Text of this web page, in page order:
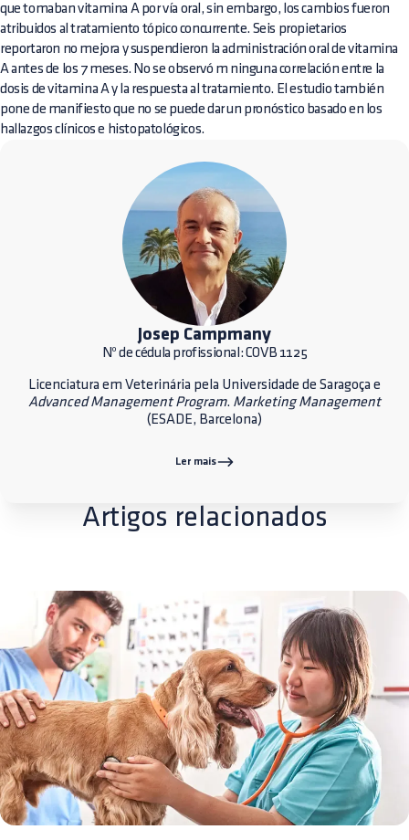
que tomaban vitamina A por vía oral, sin embargo, los cambios fueron
atribuidos al tratamiento tópico concurrente. Seis propietarios
reportaron no mejora y suspendieron la administración oral de vitamina
A antes de los 7 meses. No se observó m ninguna correlación entre la
dosis de vitamina A y la respuesta al tratamiento. El estudio también
pone de manifiesto que no se puede dar un pronóstico basado en los
hallazgos clínicos e histopatológicos.
Josep Campmany
Nº de cédula profissional: COVB 1125
Licenciatura em Veterinária pela Universidade de Saragoça e
Advanced Management Program. Marketing Management
(ESADE, Barcelona)
Ler mais
Artigos relacionados